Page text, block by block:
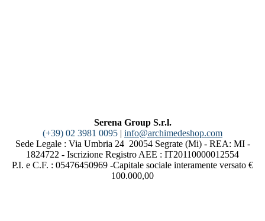
Serena Group S.r.l.
(+39) 02 3981 0095 | info@archimedeshop.com
Sede Legale : Via Umbria 24 20054 Segrate (Mi) - REA: MI -
1824722 - Iscrizione Registro AEE : IT20110000012554
P.I. e C.F. : 05476450969 -Capitale sociale interamente versato €
100.000,00